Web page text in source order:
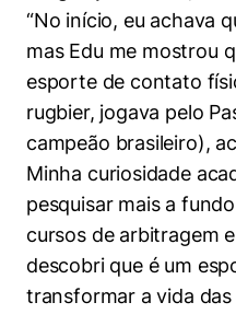
“No início, eu achava
mas Edu me mostrou
esporte de contato
rugbier, jogava pelo
campeão brasileiro),
Minha curiosidade
pesquisar mais a
cursos de arbitragem
descobri que é um
transformar a vida das